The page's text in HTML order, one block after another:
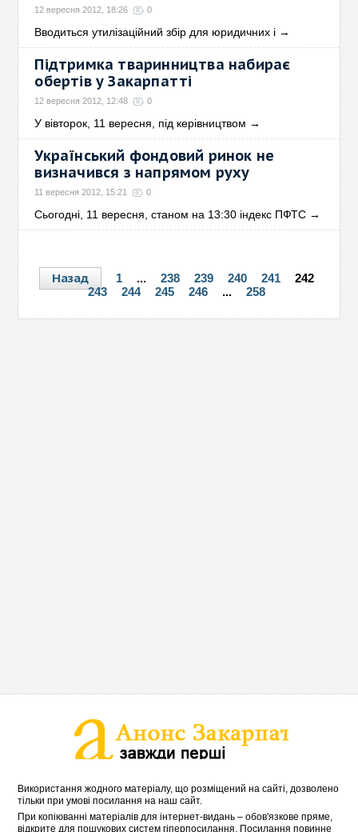
12 вересня 2012, 18:26 0
Вводиться утилізаційний збір для юридичних і →
Підтримка тваринництва набирає
обертів у Закарпатті
12 вересня 2012, 12:48 0
У вівторок, 11 вересня, під керівництвом →
Український фондовий ринок не
визначився з напрямом руху
11 вересня 2012, 15:21 0
Сьогодні, 11 вересня, станом на 13:30 індекс ПФТС →
Назад 1 ... 238 239 240 241
242
243
244 245 246 ... 258
Використання жодного матеріалу, що розміщений на сайті, дозволено
тільки при умові посилання на наш сайт.
При копіюванні матеріалів для інтернет-видань – обов'язкове пряме,
відкрите для пошукових систем гіперпосилання. Посилання повинне